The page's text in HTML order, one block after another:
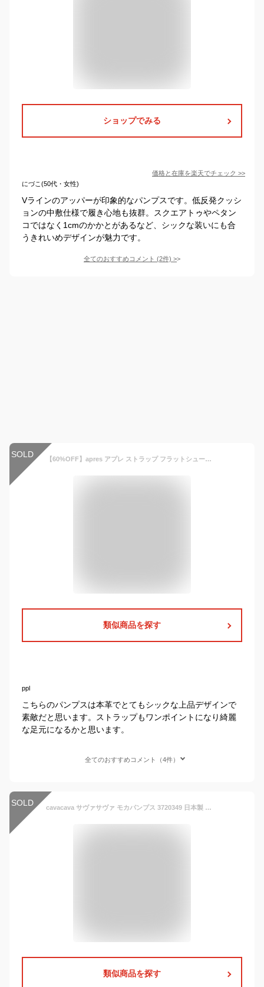
ショップでみる
価格と在庫を楽天でチェック >>
にづこ(50代・女性)
Vラインのアッパーが印象的なパンプスです。低反発クッシ
ョンの中敷仕様で履き心地も抜群。スクエアトゥやペタン
コではなく1cmのかかとがあるなど、シックな装いにも合
うきれいめデザインが魅力です。
全てのおすすめコメント (2件) >
SOLD 【60%OFF】apres アプレ ストラップ フラットシューズ 3750187 日本製 本革 ストラップ パンプス 痛くない 黒 レディース 靴 歩きやすい バブーシュ cavacava【あす楽対応】
類似商品を探す
ppl
こちらのパンプスは本革でとてもシックな上品デザインで
素敵だと思います。ストラップもワンポイントになり綺麗
な足元になるかと思います。
全てのおすすめコメント（4件）
SOLD cavacava サヴァサヴァ モカパンプス 3720349 日本製 本革 イタリアンシープ パンプス ローヒール ミドリヒール レディース シューズ 歩きやすい 痛くない【あす楽対応】
類似商品を探す